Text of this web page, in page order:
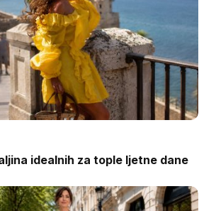
idealnih za tople ljetne dane